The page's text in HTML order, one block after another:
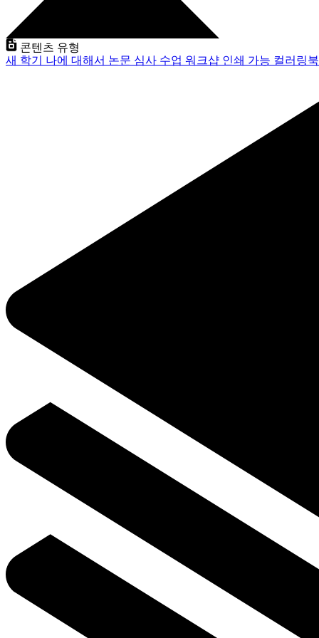
콘텐츠 유형
새 학기 나에 대해서 논문 심사 수업 워크샵 인쇄 가능 컬러링북